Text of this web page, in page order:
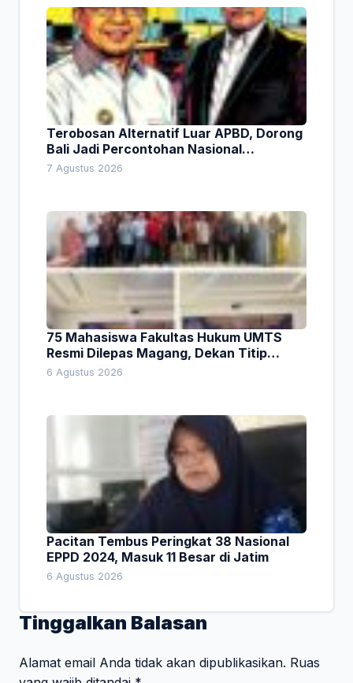
Terobosan Alternatif Luar APBD, Dorong
Bali Jadi Percontohan Nasional
Pembiayaan Daerah
7 Agustus 2026
75 Mahasiswa Fakultas Hukum UMTS
Resmi Dilepas Magang, Dekan Titip
Empat Pesan Penting
6 Agustus 2026
Pacitan Tembus Peringkat 38 Nasional
EPPD 2024, Masuk 11 Besar di Jatim
6 Agustus 2026
Tinggalkan Balasan
Alamat email Anda tidak akan dipublikasikan. Ruas